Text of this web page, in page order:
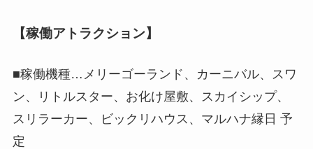
【稼働アトラクション】
■稼働機種…メリーゴーランド、カーニバル、スワ
ン、リトルスター、お化け屋敷、スカイシップ、
スリラーカー、ビックリハウス、マルハナ縁日 予
定